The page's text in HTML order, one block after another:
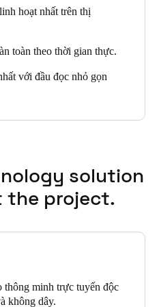
thị trường, thông qua hệ thống
lượng và hoàn toàn không
hoạt nhất trên thị
toàn theo thời gian thực.
với đầu đọc nhỏ gọn
solution
the project.
thông minh trực tuyến độc
không dây.